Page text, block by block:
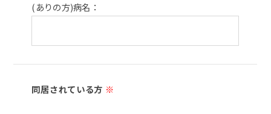
(ありの方)病名：
同居されている方 ※